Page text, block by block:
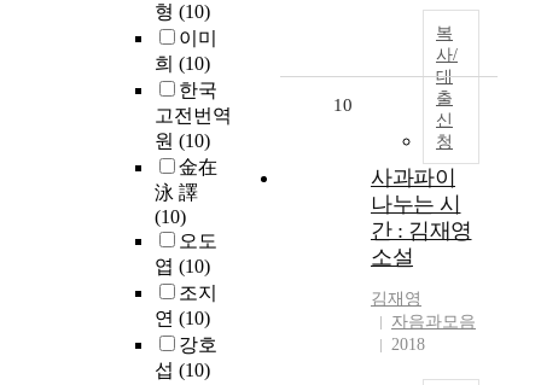
형 (10)
이미
희 (10)
한국
고전번역
원 (10)
金在
泳 譯
(10)
오도
엽 (10)
조지
연 (10)
강호
섭 (10)
복
사/
대
출
신
청
10
사과파이
나누는 시
간 : 김재영
소설
김재영
자음과모음
2018